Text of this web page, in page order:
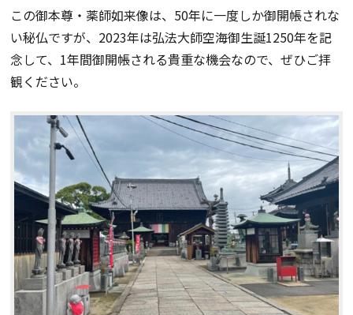
この御本尊・薬師如来像は、50年に一度しか御開帳されな
い秘仏ですが、2023年は弘法大師空海御生誕1250年を記
念して、1年間御開帳される貴重な機会なので、ぜひご拝
観ください。